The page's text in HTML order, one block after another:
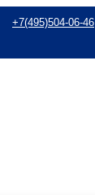
+7(495)504-06-46